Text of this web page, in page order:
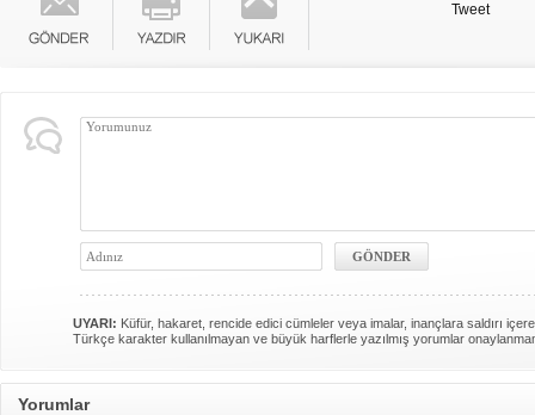
Tweet
UYARI: Küfür, hakaret, rencide edici cümleler veya imalar, inançlara saldırı
Türkçe karakter kullanılmayan ve büyük harflerle yazılmış yorumlar
Yorumlar